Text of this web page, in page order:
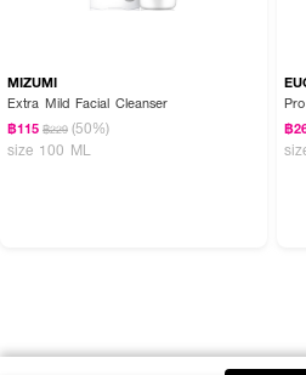
MIZUMI
Extra Mild Facial Cleanser
฿115 ฿229 (50%)
size 100 ML
฿